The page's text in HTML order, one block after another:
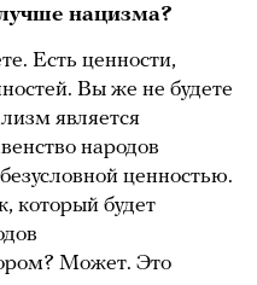
нацизма?
Есть ценности,
Вы же не будете
является
народов
ценностью.
который будет
Может. Это